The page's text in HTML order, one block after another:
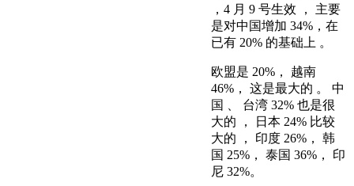
，4 月 9 号生效 ， 主要
是对中国增加 34%，在
已有 20% 的基础上 。
欧盟是 20%， 越南
46%， 这是最大的 。 中
国 、 台湾 32% 也是很
大的 ， 日本 24% 比较
大的 ， 印度 26%， 韩
国 25%， 泰国 36%， 印
尼 32%。